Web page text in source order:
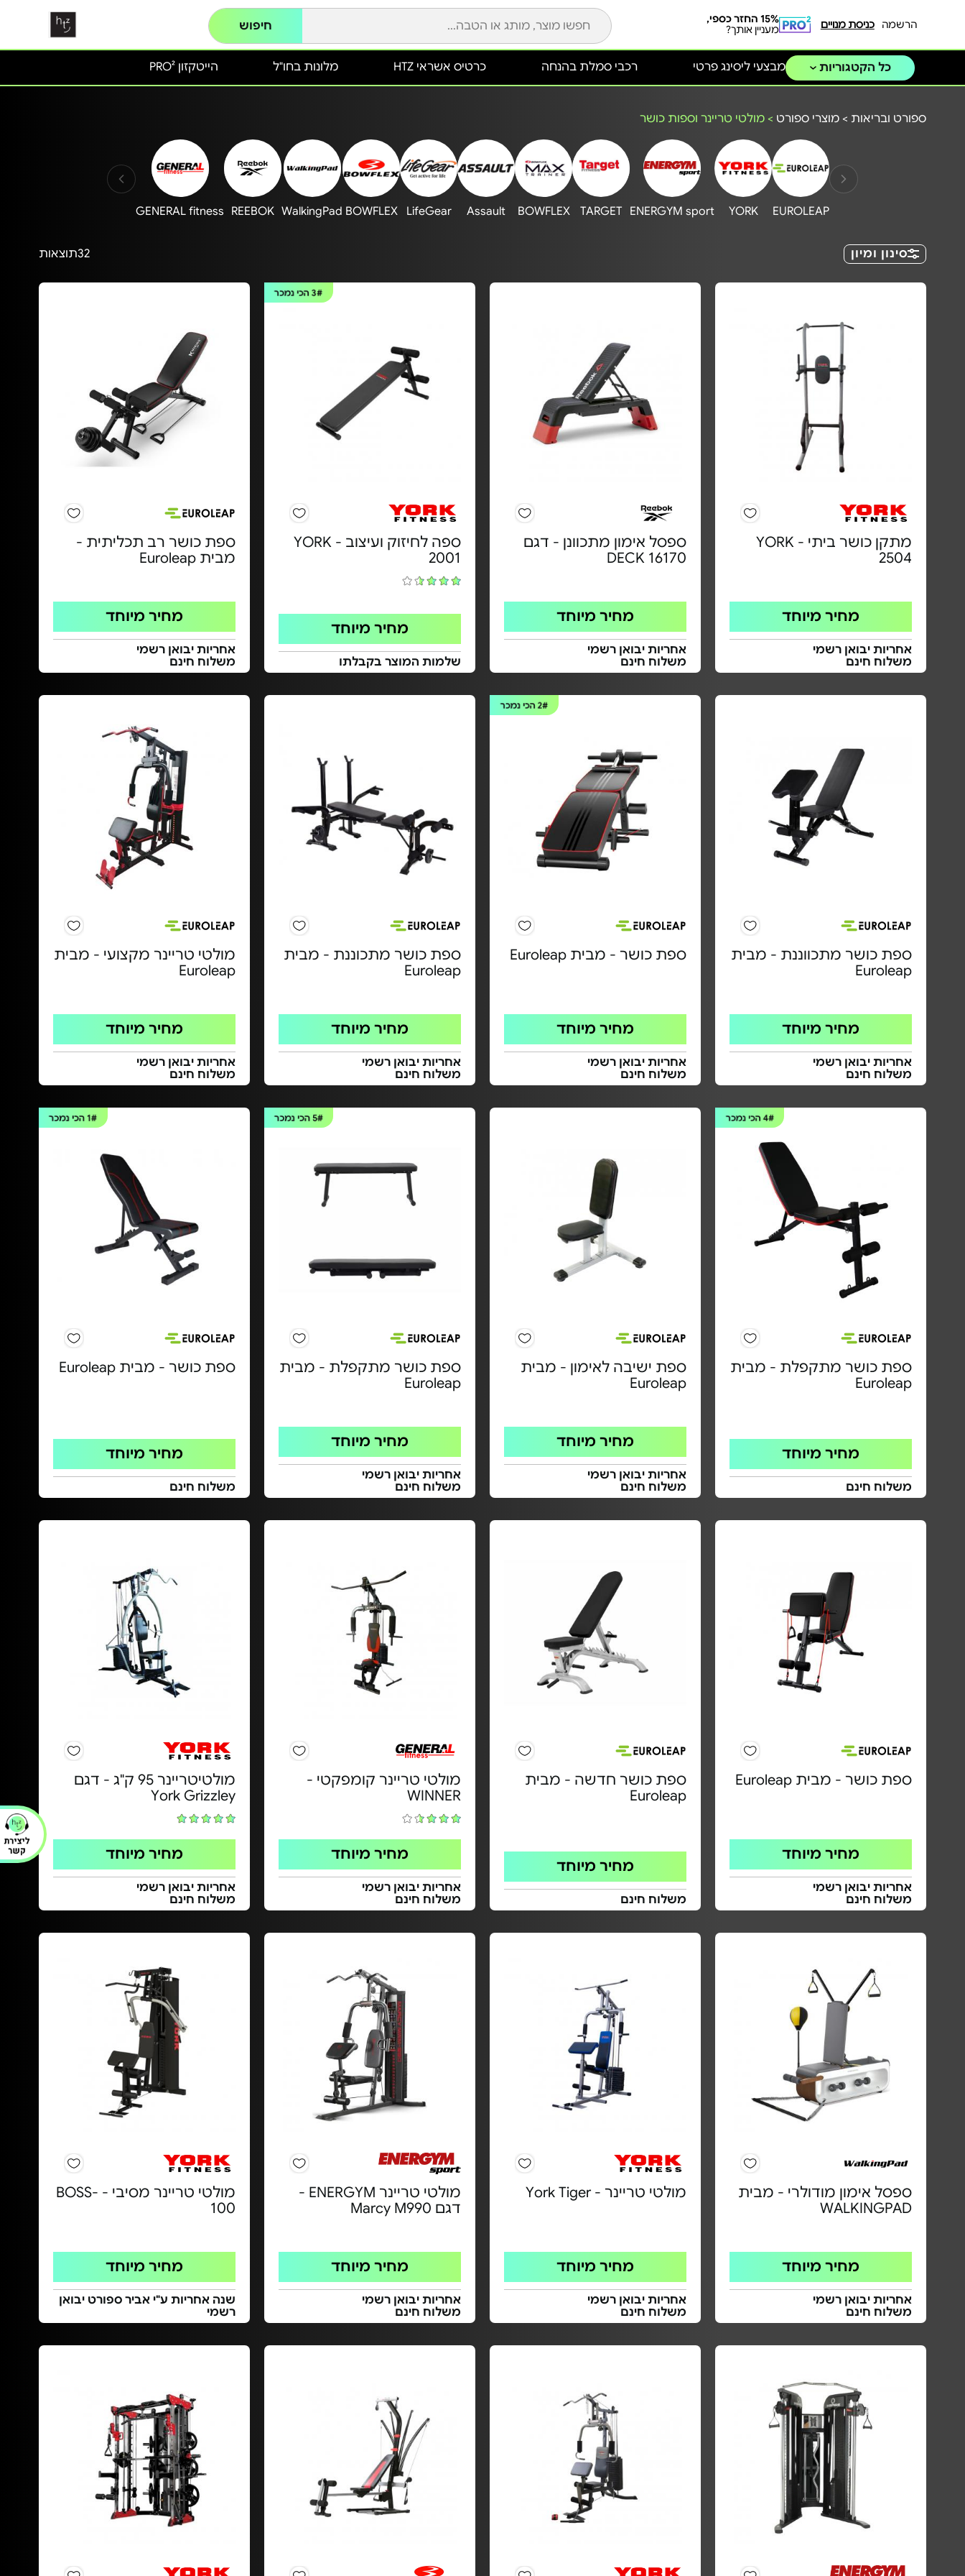
הרשמה כניסת מנויים
15% החזר כספי,
מעניין אותך?
חיפוש
כל הקטגוריות הייטקזון PRO² מלונות בחו"ל כרטיס אשראי HTZ מבצעי ליסינג פרטי רכבי סמלת בהנחה
ספורט ובריאות > מוצרי ספורט > מולטי טריינר וספות כושר
EUROLEAP
YORK
ENERGYM sport
TARGET
BOWFLEX
Assault
LifeGear
BOWFLEX
WalkingPad
REEBOK
GENERAL fitness
סינון ומיון 32תוצאות
מתקן כושר ביתי - YORK
2504
מחיר מיוחד
אחריות יבואן רשמי
משלוח חינם
ספסל אימון מתכוונן - דגם
DECK 16170
מחיר מיוחד
אחריות יבואן רשמי
משלוח חינם
3#הכי נמכר
ספה לחיזוק ועיצוב - YORK
2001
מחיר מיוחד
שלמות המוצר בקבלתו
ספת כושר רב תכליתית -
מבית Euroleap
מחיר מיוחד
אחריות יבואן רשמי
משלוח חינם
ספת כושר מתכווננת - מבית
Euroleap
מחיר מיוחד
אחריות יבואן רשמי
משלוח חינם
2#הכי נמכר
ספת כושר - מבית Euroleap
מחיר מיוחד
אחריות יבואן רשמי
משלוח חינם
ספת כושר מתכוננת - מבית
Euroleap
מחיר מיוחד
אחריות יבואן רשמי
משלוח חינם
מולטי טריינר מקצועי - מבית
Euroleap
מחיר מיוחד
אחריות יבואן רשמי
משלוח חינם
4#הכי נמכר
ספת כושר מתקפלת - מבית
Euroleap
מחיר מיוחד
משלוח חינם
ספת ישיבה לאימון - מבית
Euroleap
מחיר מיוחד
אחריות יבואן רשמי
משלוח חינם
5#הכי נמכר
ספת כושר מתקפלת - מבית
Euroleap
מחיר מיוחד
אחריות יבואן רשמי
משלוח חינם
1#הכי נמכר
ספת כושר - מבית Euroleap
מחיר מיוחד
משלוח חינם
ספת כושר - מבית Euroleap
מחיר מיוחד
אחריות יבואן רשמי
משלוח חינם
ספת כושר חדשה - מבית
Euroleap
מחיר מיוחד
משלוח חינם
מולטי טריינר קומפקטי -
WINNER
מחיר מיוחד
אחריות יבואן רשמי
משלוח חינם
מולטיטריינר 95 ק"ג - דגם
York Grizzley
מחיר מיוחד
אחריות יבואן רשמי
משלוח חינם
ספסל אימון מודולרי - מבית
WALKINGPAD
מחיר מיוחד
אחריות יבואן רשמי
משלוח חינם
מולטי טריינר - York Tiger
מחיר מיוחד
אחריות יבואן רשמי
משלוח חינם
מולטי טריינר ENERGYM -
דגם Marcy M990
מחיר מיוחד
אחריות יבואן רשמי
משלוח חינם
מולטי טריינר מסיבי - BOSS-
100
מחיר מיוחד
שנה אחריות ע"י אביר ספורט יבואן
רשמי